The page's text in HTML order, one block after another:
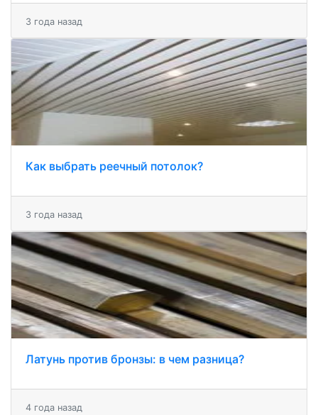
3 года назад
Как выбрать реечный потолок?
3 года назад
Латунь против бронзы: в чем разница?
4 года назад